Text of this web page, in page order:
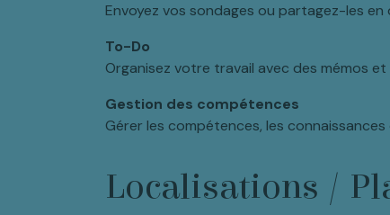
Envoyez vos sondages ou partagez-les en
To-Do
Organisez votre travail avec des mémos
Gestion des compétences
Gérer les compétences, les
Localisations /